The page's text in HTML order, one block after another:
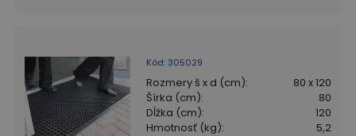
Kód: 305029
Rozmery š x d (cm):
80 x 120
Šírka (cm):
80
Dĺžka (cm):
120
Hmotnosť (kg): 5,2